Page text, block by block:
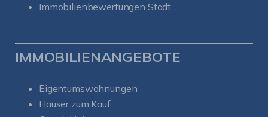
Immobilienbewertungen Stadt
IMMOBILIENANGEBOTE
Eigentumswohnungen
Häuser zum Kauf